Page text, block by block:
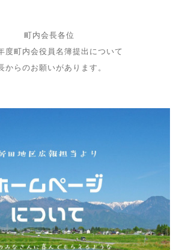
町内会長各位
度町内会役員名簿提出について
からのお願いがあります。